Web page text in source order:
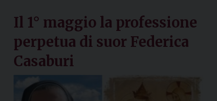
Il 1° maggio la professione
perpetua di suor Federica
Casaburi